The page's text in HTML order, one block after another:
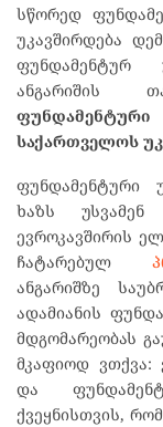
სწორედ
უკავშირდება
ანგარიშის
საქართველოს
ფუნდამენტური
ხაზს უსვამენ
ევროკავშირის
ჩატარებულ
ანგარიშზე
ადამიანის
მდგომარეობას
მკაფიოდ ვთქვა:
და
ქვეყნისთვის,